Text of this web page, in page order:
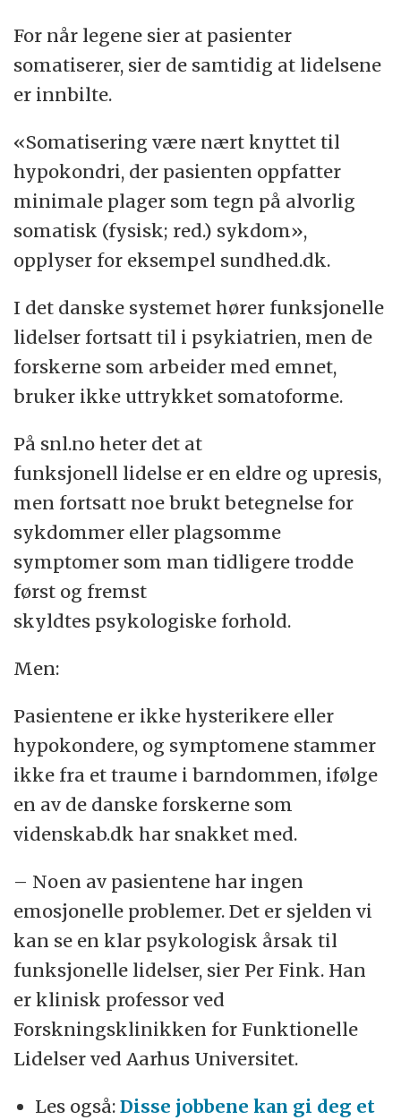
For når legene sier at pasienter
somatiserer, sier de samtidig at lidelsene
er innbilte.
«Somatisering være nært knyttet til
hypokondri, der pasienten oppfatter
minimale plager som tegn på alvorlig
somatisk (fysisk; red.) sykdom»,
opplyser for eksempel sundhed.dk.
I det danske systemet hører funksjonelle
lidelser fortsatt til i psykiatrien, men de
forskerne som arbeider med emnet,
bruker ikke uttrykket somatoforme.
På snl.no heter det at
funksjonell lidelse er en eldre og upresis,
men fortsatt noe brukt betegnelse for
sykdommer eller plagsomme
symptomer som man tidligere trodde
først og fremst
skyldtes psykologiske forhold.
Men:
Pasientene er ikke hysterikere eller
hypokondere, og symptomene stammer
ikke fra et traume i barndommen, ifølge
en av de danske forskerne som
videnskab.dk har snakket med.
– Noen av pasientene har ingen
emosjonelle problemer. Det er sjelden vi
kan se en klar psykologisk årsak til
funksjonelle lidelser, sier Per Fink. Han
er klinisk professor ved
Forskningsklinikken for Funktionelle
Lidelser ved Aarhus Universitet.
Les også:Disse jobbene kan gi deg et